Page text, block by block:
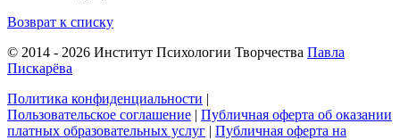
Возврат к списку
© 2014 - 2026 Институт Психологии Творчества Павла
Пискарёва
Политика конфиденциальности |
Пользовательское соглашение | Публичная оферта об оказании
платных образовательных услуг | Публичная оферта на